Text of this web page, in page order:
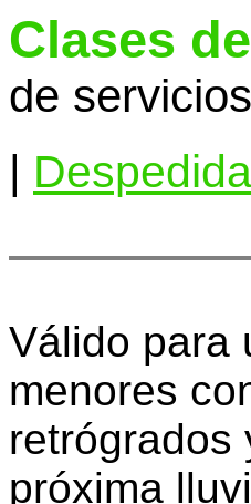
Clases
de
Válido para
menores
retrógrados
próxima